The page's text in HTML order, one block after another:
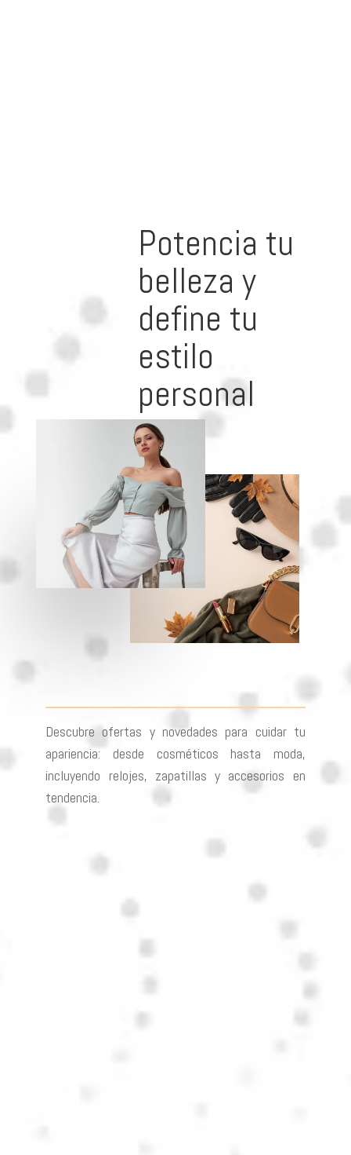
Potencia tu
belleza y
define tu
estilo
personal
Descubre ofertas y novedades para cuidar tu
apariencia: desde cosméticos hasta moda,
incluyendo relojes, zapatillas y accesorios en
tendencia.